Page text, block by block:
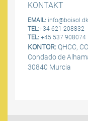
KONTAKT
EMAIL: info@boisol.dk
TEL:+34 621 208832
TEL: +45 537 908074
KONTOR:QHCC,
Condado de
30840 Murcia